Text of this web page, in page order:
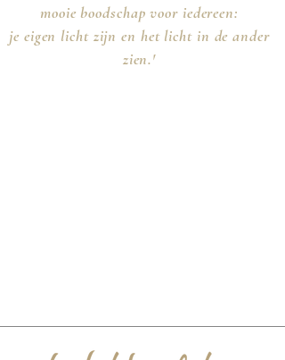
mooie boodschap voor iedereen:
je eigen licht zijn en het licht in de ander
zien.'